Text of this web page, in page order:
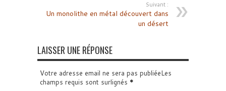
Suivant :
Un monolithe en métal découvert dans
un désert
LAISSER UNE RÉPONSE
Votre adresse email ne sera pas publiéeLes
champs requis sont surlignés *